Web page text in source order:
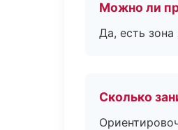
Можно ли
Да, есть
Сколько